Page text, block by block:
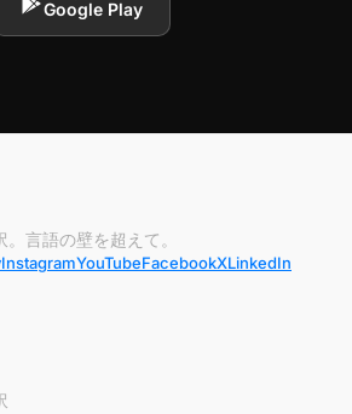
Google Play
言語の壁を超えて。
InstagramYouTubeFacebookXLinkedIn